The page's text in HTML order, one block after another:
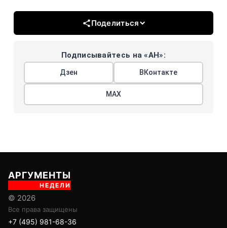
Поделиться
Подписывайтесь на «АН»:
Дзен ВКонтакте
МАХ
АРГУМЕНТЫ
НЕДЕЛИ
© 2026
Все права защищены
+7 (495) 981-68-36